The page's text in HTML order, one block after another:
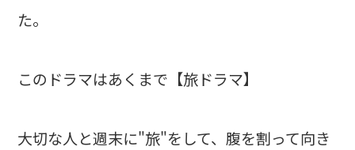
た。
このドラマはあくまで【旅ドラマ】
大切な人と週末に"旅"をして、腹を割って向き